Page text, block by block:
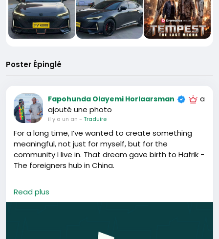
Poster Épinglé
Fapohunda Olayemi Horlaarsman
a
ajouté une photo
il y a un an - Traduire
For a long time, I’ve wanted to create something
meaningful, not just for myself, but for the
community I live in. That dream gave birth to Hafrik -
The foreigners hub in China.
Hafrik is a platform built for foreigners living in China,
a space where people can connect, share
and community, it becomes a journey of growth
Read plus